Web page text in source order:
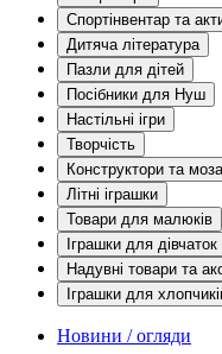
Спортінвентар та
Дитяча література
Пазли для дітей
Посібники для Нуш
Настільні ігри
Творчість
Конструктори та
Літні іграшки
Товари для малюків
Іграшки для дівчаток
Надувні товари та
Іграшки для
Новини / огляди